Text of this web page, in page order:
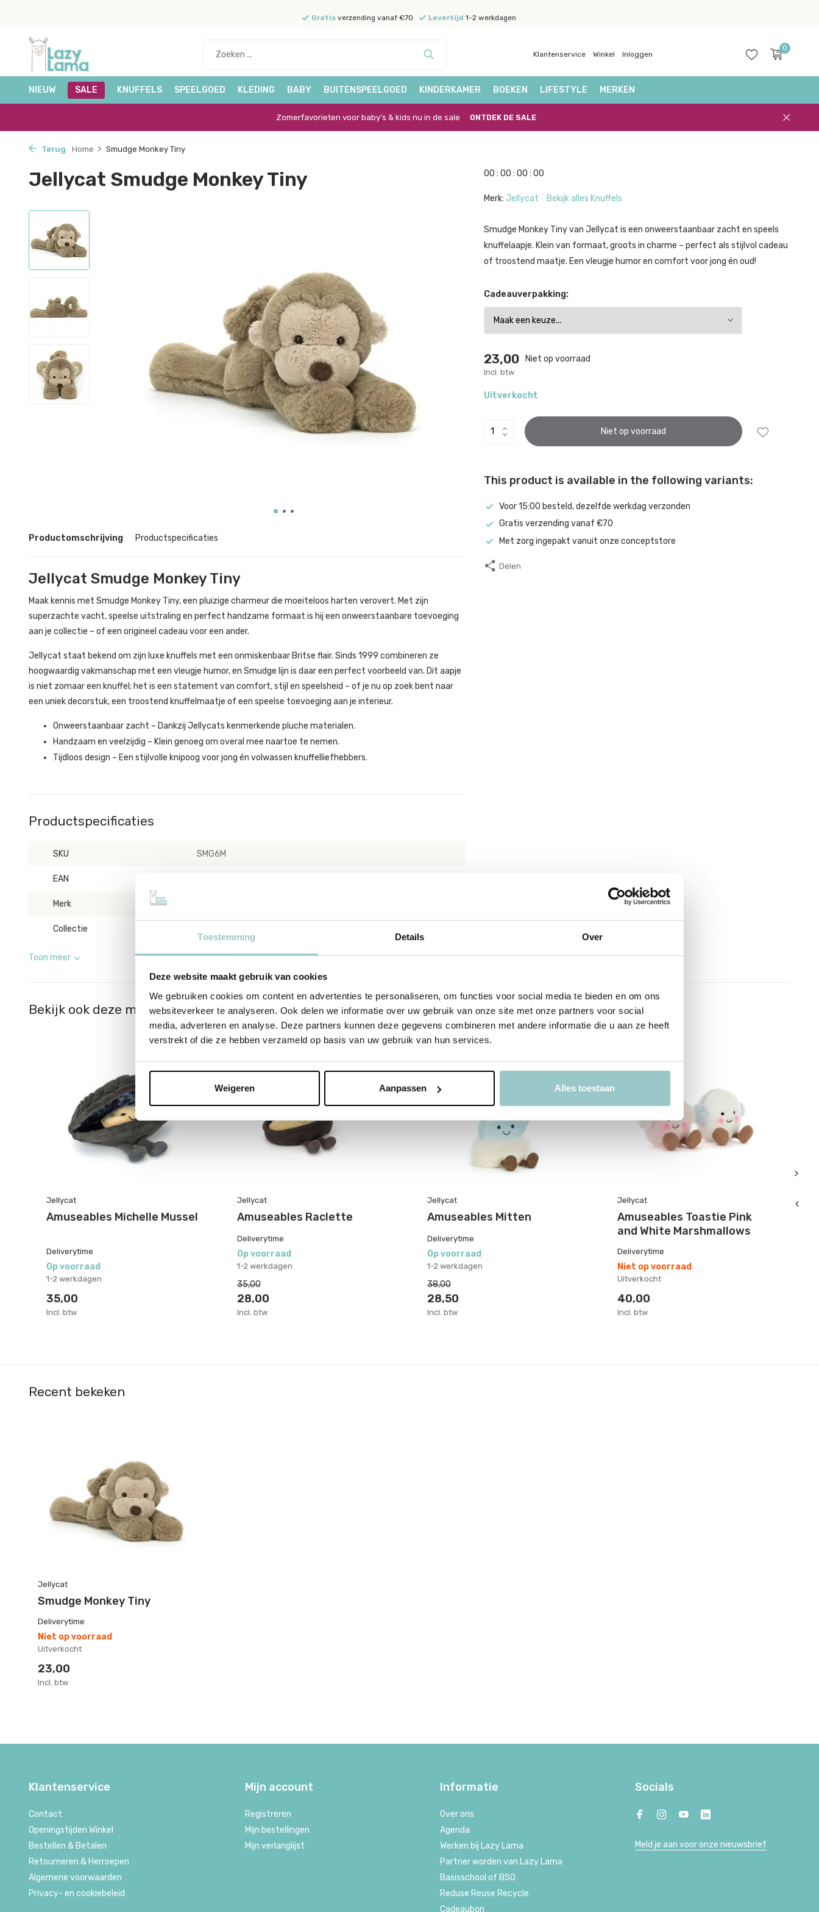
Toestemming Details Over
Deze website maakt gebruik van cookies
We gebruiken cookies om content en advertenties te personaliseren, om functies voor social media te bieden en om ons
websiteverkeer te analyseren. Ook delen we informatie over uw gebruik van onze site met onze partners voor social
media, adverteren en analyse. Deze partners kunnen deze gegevens combineren met andere informatie die u aan ze heeft
verstrekt of die ze hebben verzameld op basis van uw gebruik van hun services.
Weigeren Aanpassen Alles toestaan
Gratisverzending vanaf €70 Levertijd 1-2 werkdagen
Klantenservice Winkel Inloggen
0
NIEUW SALE KNUFFELS SPEELGOED KLEDING BABY BUITENSPEELGOED KINDERKAMER BOEKEN LIFESTYLE MERKEN
Zomerfavorieten voor baby's & kids nu in de sale ONTDEK DE SALE
Terug Home Smudge Monkey Tiny
Jellycat Smudge Monkey Tiny
Productomschrijving Productspecificaties
Jellycat Smudge Monkey Tiny
Maak kennis met Smudge Monkey Tiny, een pluizige charmeur die moeiteloos harten verovert. Met zijn
superzachte vacht, speelse uitstraling en perfect handzame formaat is hij een onweerstaanbare toevoeging
aan je collectie – of een origineel cadeau voor een ander.
Jellycat staat bekend om zijn luxe knuffels met een onmiskenbaar Britse flair. Sinds 1999 combineren ze
hoogwaardig vakmanschap met een vleugje humor, en Smudge lijn is daar een perfect voorbeeld van. Dit aapje
is niet zomaar een knuffel; het is een statement van comfort, stijl en speelsheid – of je nu op zoek bent naar
een uniek decorstuk, een troostend knuffelmaatje of een speelse toevoeging aan je interieur.
Onweerstaanbaar zacht – Dankzij Jellycats kenmerkende pluche materialen.
Handzaam en veelzijdig – Klein genoeg om overal mee naartoe te nemen.
Tijdloos design – Een stijlvolle knipoog voor jong én volwassen knuffelliefhebbers.
Productspecificaties
SKU SMG6M
EAN
Merk
Collectie
Toon meer
00 : 00 : 00 : 00
Merk: Jellycat Bekijk alles Knuffels
Smudge Monkey Tiny van Jellycat is een onweerstaanbaar zacht en speels
knuffelaapje. Klein van formaat, groots in charme – perfect als stijlvol cadeau
of troostend maatje. Een vleugje humor en comfort voor jong én oud!
Cadeauverpakking:
23,00 Niet op voorraad
Incl. btw
Uitverkocht
Niet op voorraad
This product is available in the following variants:
Voor 15:00 besteld, dezelfde werkdag verzonden
Gratis verzending vanaf €70
Met zorg ingepakt vanuit onze conceptstore
Delen
Bekijk ook deze must-haves
Jellycat
Amuseables Michelle Mussel
Deliverytime
Op voorraad
1-2 werkdagen
35,00
Incl. btw
Jellycat
Amuseables Raclette
Deliverytime
Op voorraad
1-2 werkdagen
35,00
28,00
Incl. btw
Jellycat
Amuseables Mitten
Deliverytime
Op voorraad
1-2 werkdagen
38,00
28,50
Incl. btw
Jellycat
Amuseables Toastie Pink
and White Marshmallows
Deliverytime
Niet op voorraad
Uitverkocht
40,00
Incl. btw
Recent bekeken
Jellycat
Smudge Monkey Tiny
Deliverytime
Niet op voorraad
Uitverkocht
23,00
Incl. btw
Klantenservice
Contact
Openingstijden Winkel
Bestellen & Betalen
Retourneren & Herroepen
Algemene voorwaarden
Privacy- en cookiebeleid
Mijn account
Registreren
Mijn bestellingen
Mijn verlanglijst
Informatie
Over ons
Agenda
Werken bij Lazy Lama
Partner worden van Lazy Lama
Basisschool of BSO
Reduse Reuse Recycle
Cadeaubon
Socials
Meld je aan voor onze nieuwsbrief